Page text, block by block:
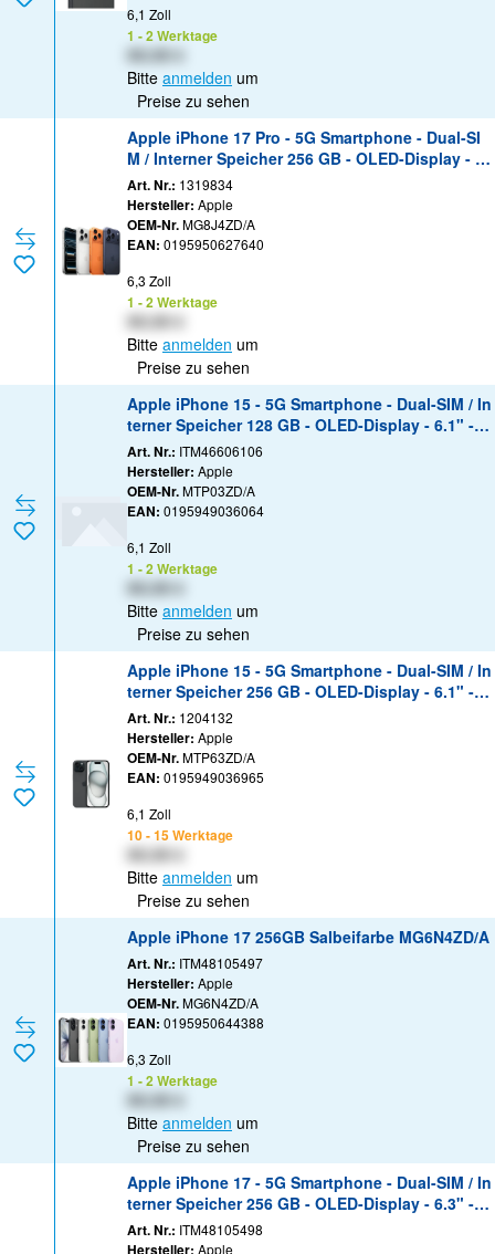
6,1 Zoll
1 - 2 Werktage
Bitte anmelden um
Preise zu sehen
Apple iPhone 17 Pro - 5G Smartphone - Dual-SI
M / Interner Speicher 256 GB - OLED-Display - 6.
3" - 2
Art. Nr.: 1319834
Hersteller: Apple
OEM-Nr.MG8J4ZD/A
EAN: 0195950627640
6,3 Zoll
1 - 2 Werktage
XX,XX €
Bitte anmelden um
Preise zu sehen
Apple iPhone 15 - 5G Smartphone - Dual-SIM / In
terner Speicher 128 GB - OLED-Display - 6.1" - 2
556 x 1179 Pixel - 2 x Rückkamera 48 MP, 12 MP
- front camera 12 MP - Schwarz
Art. Nr.: ITM46606106
Hersteller: Apple
OEM-Nr.MTP03ZD/A
EAN: 0195949036064
6,1 Zoll
1 - 2 Werktage
Bitte anmelden um
Preise zu sehen
Apple iPhone 15 - 5G Smartphone - Dual-SIM / In
terner Speicher 256 GB - OLED-Display - 6.1" - 2
556 x 1179 Pixel - 2 x Rückkamera 48 MP, 12 MP
- front camera 12 MP - Schwarz
Art. Nr.: 1204132
Hersteller: Apple
OEM-Nr.MTP63ZD/A
EAN: 0195949036965
6,1 Zoll
10 - 15 Werktage
XX,XX €
Bitte anmelden um
Preise zu sehen
Apple iPhone 17 256GB Salbeifarbe MG6N4ZD/A
Art. Nr.: ITM48105497
Hersteller: Apple
OEM-Nr.MG6N4ZD/A
EAN: 0195950644388
6,3 Zoll
1 - 2 Werktage
Bitte anmelden um
Preise zu sehen
Apple iPhone 17 - 5G Smartphone - Dual-SIM / In
terner Speicher 256 GB - OLED-Display - 6.3" - 2
622 x 1206 Pixel (120 Hz) - 2 x Rückkamera 48 M
P, 48 MP - front camera 18 Megapixel - Mist Blue
Art. Nr.: ITM48105498
Hersteller: Apple